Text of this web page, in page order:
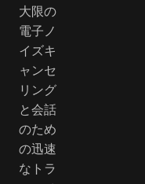
大限の
電子ノ
イズキ
ャンセ
リング
と会話
のため
の迅速
なトラ